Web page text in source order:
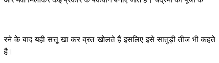
रने के बाद यही सत्तू खा कर व्रत खोलते हैं इसलिए इसे सातुड़ी तीज भी कहते
है।